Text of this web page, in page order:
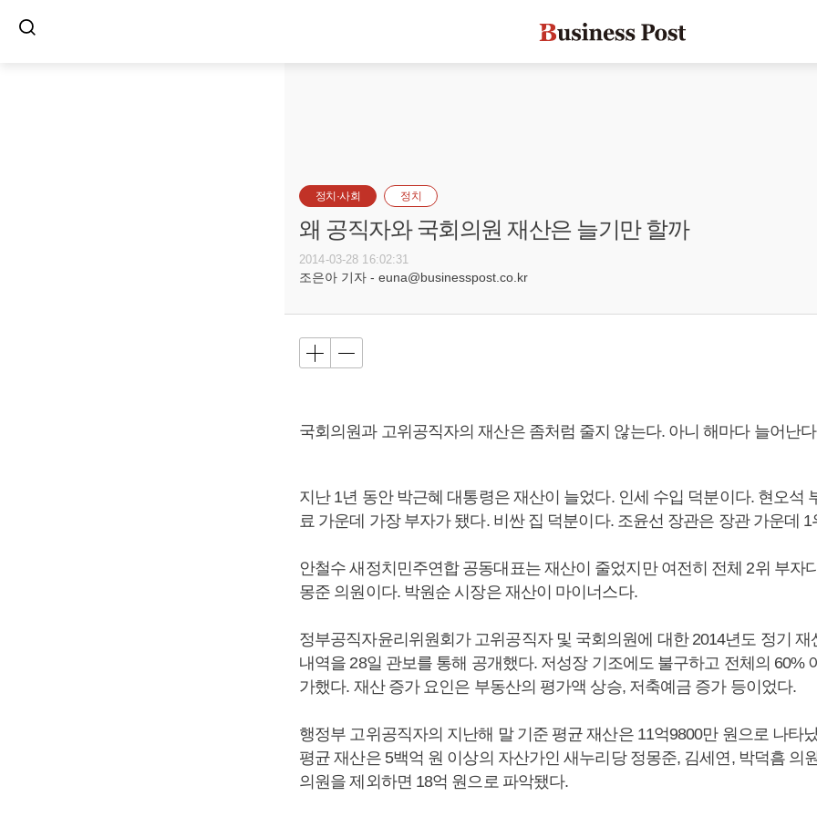
정치·사회 정치
왜 공직자와 국회의원 재산은 늘기만 할까
2014-03-28 16:02:31
조은아 기자 - euna@businesspost.co.kr
국회의원과 고위공직자의 재산은 좀처럼 줄지 않는다. 아니 해마다 늘어난
지난 1년 동안 박근혜 대통령은 재산이 늘었다. 인세 수입 덕분이다. 현오석
료 가운데 가장 부자가 됐다. 비싼 집 덕분이다. 조윤선 장관은 장관 가운데 1
안철수 새정치민주연합 공동대표는 재산이 줄었지만 여전히 전체 2위 부자
몽준 의원이다. 박원순 시장은 재산이 마이너스다.
정부공직자윤리위원회가 고위공직자 및 국회의원에 대한 2014년도 정기 재
내역을 28일 관보를 통해 공개했다. 저성장 기조에도 불구하고 전체의 60%
가했다. 재산 증가 요인은 부동산의 평가액 상승, 저축예금 증가 등이었다.
행정부 고위공직자의 지난해 말 기준 평균 재산은 11억9800만 원으로 나타
평균 재산은 5백억 원 이상의 자산가인 새누리당 정몽준, 김세연, 박덕흠 의
의원을 제외하면 18억 원으로 파악됐다.